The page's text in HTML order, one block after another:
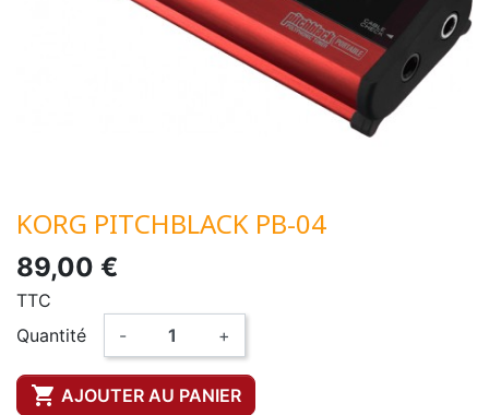
KORG PITCHBLACK PB-04
89,00 €
TTC
Quantité
- +
 AJOUTER AU PANIER